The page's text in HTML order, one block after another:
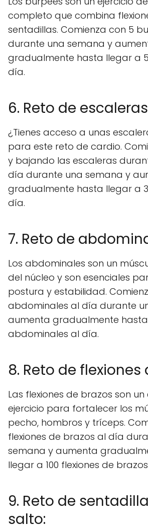
completo que combina
sentadillas. Comienza con 5
durante una semana y
gradualmente hasta llegar a
día.
6. Reto de
¿Tienes acceso a unas
para este reto de cardio.
y bajando las escaleras
día durante una semana y
gradualmente hasta llegar a
día.
7. Reto de
Los abdominales son un
del núcleo y son esenciales
postura y estabilidad.
abdominales al día durante
aumenta gradualmente
abdominales al día.
8. Reto de flexiones
Las flexiones de brazos son un
ejercicio para fortalecer los
pecho, hombros y tríceps.
flexiones de brazos al día
semana y aumenta
llegar a 100 flexiones de
9. Reto de
salto: